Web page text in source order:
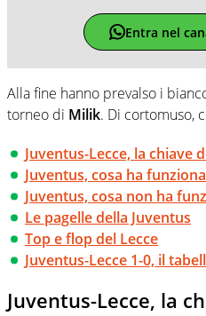
Entra nel
Alla fine hanno prevalso i
torneo di Milik. Di cortomuso,
Juventus-Lecce, la chiave
Juventus, cosa ha
Juventus, cosa non ha
Le pagelle della Juventus
Top e flop del Lecce
Juventus-Lecce 1-0, il
Juventus-Lecce, la